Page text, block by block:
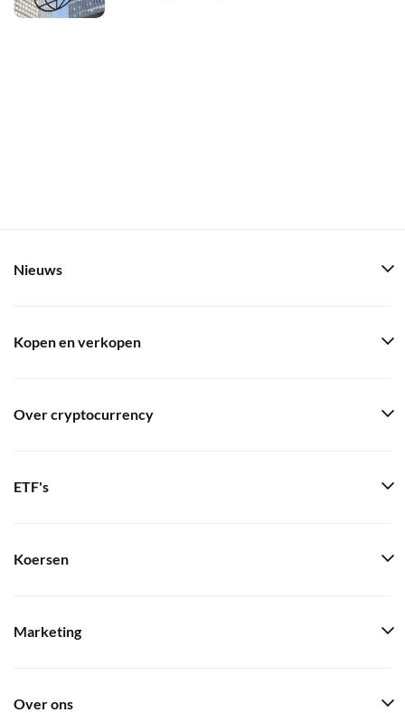
Nieuws
Kopen en verkopen
Over cryptocurrency
ETF's
Koersen
Marketing
Over ons